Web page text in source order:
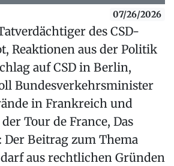
07/26/2026
des CSD-
Reaktionen aus der Politik
auf CSD in Berlin,
Bundesverkehrsminister
in Frankreich und
Tour de France, Das
Der Beitrag zum Thema
aus rechtlichen Gründen